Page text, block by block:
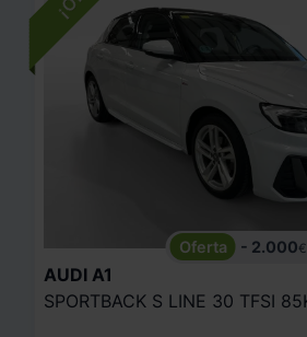
- 2.000€
AUDI A1